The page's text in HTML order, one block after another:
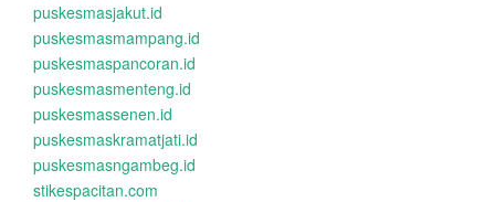
puskesmasjakut.id
puskesmasmampang.id
puskesmaspancoran.id
puskesmasmenteng.id
puskesmassenen.id
puskesmaskramatjati.id
puskesmasngambeg.id
stikespacitan.com